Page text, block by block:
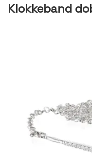
Klokkeband